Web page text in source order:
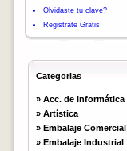
Olvidaste tu clave?
Registrate Gratis
Categorias
» Acc. de Informática
» Artística
» Embalaje Comercial
» Embalaje Industrial